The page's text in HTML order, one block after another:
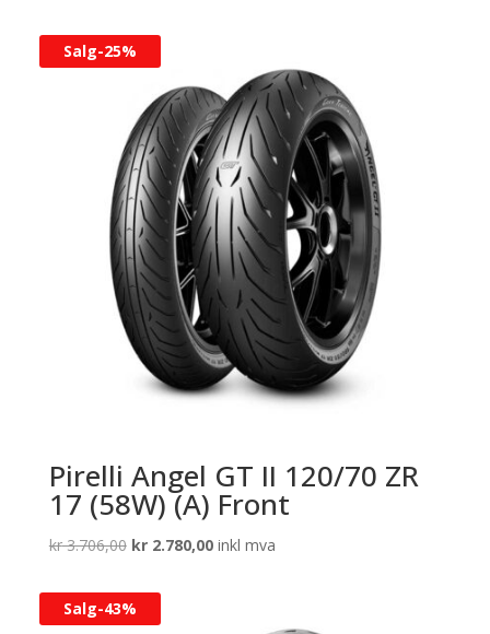
var:
kr 3.545,00.
Salg-25%
Pirelli Angel GT II 120/70 ZR
17 (58W) (A) Front
kr3.706,00 Opprinnelig
var:
kr 3.706,00.
kr2.780,00Nåværende
inkl mva
Salg-43%